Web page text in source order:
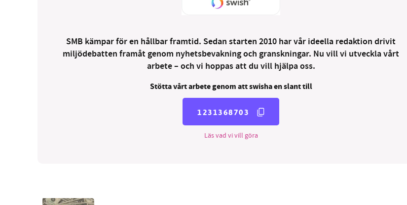
SMB kämpar för en hållbar framtid. Sedan starten 2010 har vår ideella redaktion drivit
miljödebatten framåt genom nyhetsbevakning och granskningar. Nu vill vi utveckla vårt
arbete – och vi hoppas att du vill hjälpa oss.
Stötta vårt arbete genom att swisha en slant till
1231368703
Läs vad vi vill göra